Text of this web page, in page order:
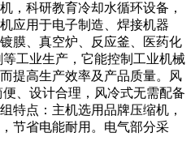
，科研教育冷却水循环设备，
应用于电子制造、焊接机器
膜、真空炉、反应釜、医药化
工业生产，它能控制工业机械
提高生产效率及产品质量。风
、设计合理，风冷式无需配备
特点：主机选用品牌压缩机，
节省电能耐用。电气部分采